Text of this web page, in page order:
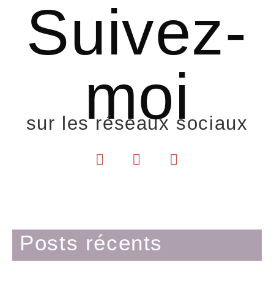
Suivez-
moi
sur les réseaux sociaux
Posts récents